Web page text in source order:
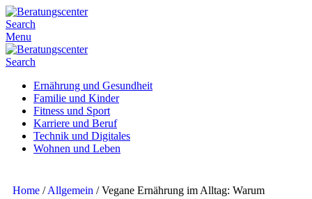
Search
Menu
Search
Ernährung und Gesundheit
Familie und Kinder
Fitness und Sport
Karriere und Beruf
Technik und Digitales
Wohnen und Leben
Home /Allgemein /Vegane Ernährung im Alltag: Warum